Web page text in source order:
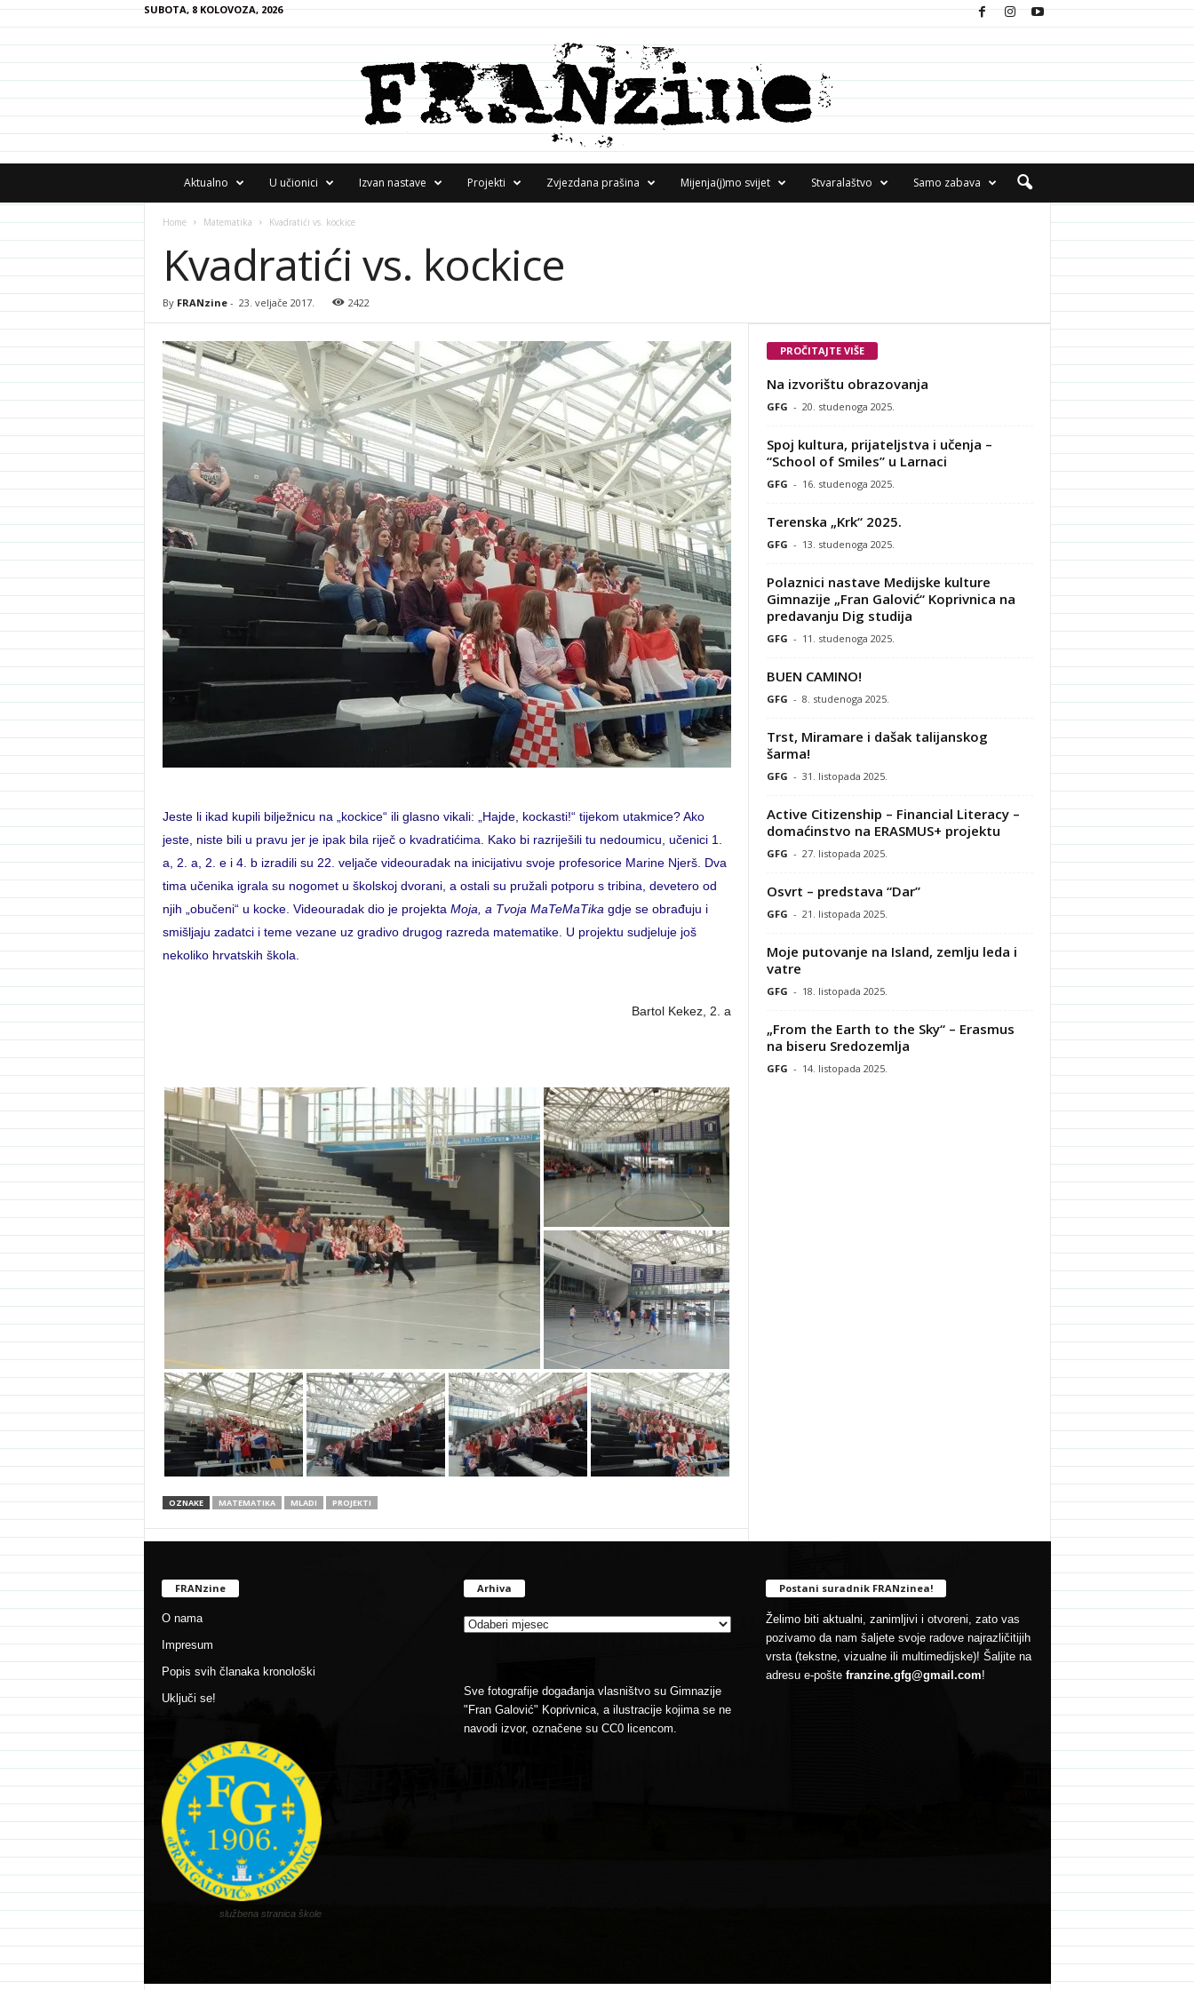
SUBOTA, 8 KOLOVOZA, 2026
A
Aktualno U učionici Izvan nastave Projekti Zvjezdana prašina Mijenja(j)mo svijet Stvaralaštvo Samo zabava
Home Matematika Kvadratići vs. kockice
Kvadratići vs. kockice
By FRANzine- 23. veljače 2017. 2422
Jeste li ikad kupili bilježnicu na „kockice“ ili glasno vikali: „Hajde, kockasti!“ tijekom utakmice? Ako
jeste, niste bili u pravu jer je ipak bila riječ o kvadratićima. Kako bi razriješili tu nedoumicu, učenici 1.
a, 2. a, 2. e i 4. b izradili su 22. veljače videouradak na inicijativu svoje profesorice Marine Njerš. Dva
tima učenika igrala su nogomet u školskoj dvorani, a ostali su pružali potporu s tribina, devetero od
njih „obučeni“ u kocke. Videouradak dio je projekta Moja, a Tvoja MaTeMaTika gdje se obrađuju i
smišljaju zadatci i teme vezane uz gradivo drugog razreda matematike. U projektu sudjeluje još
nekoliko hrvatskih škola.
Bartol Kekez, 2. a
OZNAKE MATEMATIKA MLADI PROJEKTI
PROČITAJTE VIŠE
Na izvorištu obrazovanja
GFG - 20. studenoga 2025.
Spoj kultura, prijateljstva i učenja –
“School of Smiles” u Larnaci
GFG - 16. studenoga 2025.
Terenska „Krk“ 2025.
GFG - 13. studenoga 2025.
Polaznici nastave Medijske kulture
Gimnazije „Fran Galović“ Koprivnica na
predavanju Dig studija
GFG - 11. studenoga 2025.
BUEN CAMINO!
GFG - 8. studenoga 2025.
Trst, Miramare i dašak talijanskog
šarma!
GFG - 31. listopada 2025.
Active Citizenship – Financial Literacy –
domaćinstvo na ERASMUS+ projektu
GFG - 27. listopada 2025.
Osvrt – predstava “Dar”
GFG - 21. listopada 2025.
Moje putovanje na Island, zemlju leda i
vatre
GFG - 18. listopada 2025.
„From the Earth to the Sky“ – Erasmus
na biseru Sredozemlja
GFG - 14. listopada 2025.
FRANzine
O nama
Impresum
Popis svih članaka kronološki
Uključi se!
službena stranica škole
Arhiva
Sve fotografije događanja vlasništvo su Gimnazije
"Fran Galović" Koprivnica, a ilustracije kojima se ne
navodi izvor, označene su CC0 licencom.
Postani suradnik FRANzinea!
Želimo biti aktualni, zanimljivi i otvoreni, zato vas
pozivamo da nam šaljete svoje radove najrazličitijih
vrsta (tekstne, vizualne ili multimedijske)! Šaljite na
adresu e-pošte franzine.gfg@gmail.com!